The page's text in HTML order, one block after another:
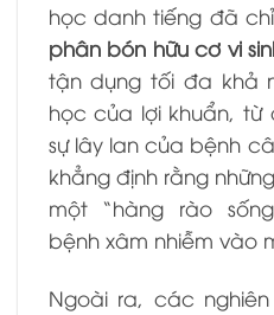
học danh tiếng đã
phân bón hữu cơ vi
tận dụng tối đa khả
học của lợi khuẩn, từ
sự lây lan của bệnh
khẳng định rằng
một “hàng rào
bệnh xâm nhiễm vào
Ngoài ra, các